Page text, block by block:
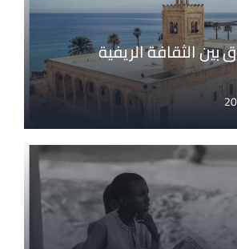
الثقافة الريفية